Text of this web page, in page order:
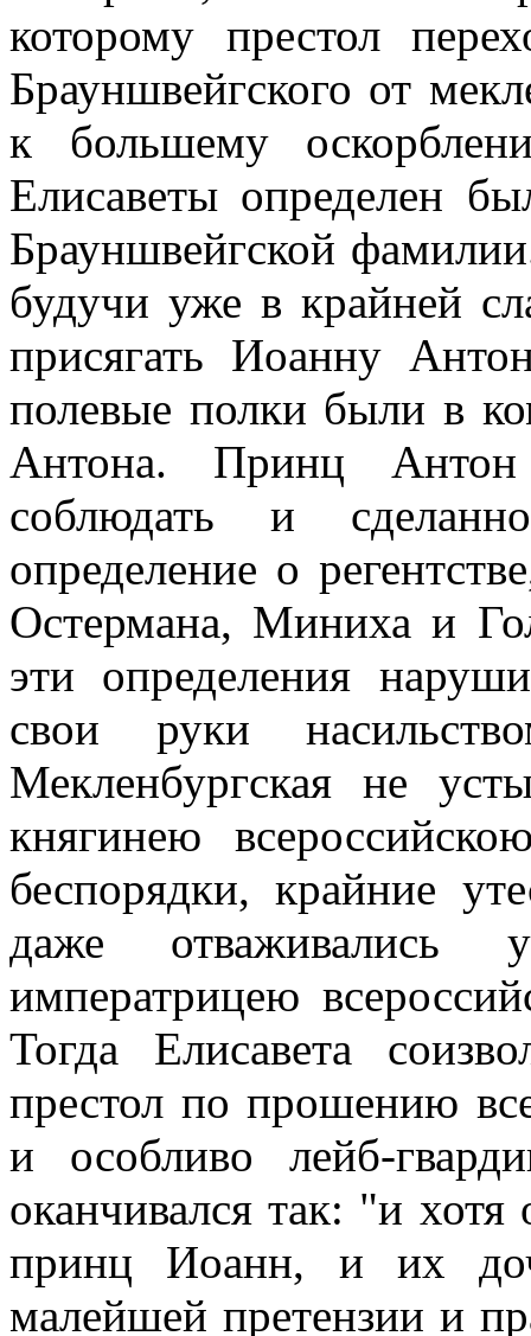
которому престол
Брауншвейгского от
к большему
Елисаветы определен
Брауншвейгской
будучи уже в крайней
присягать Иоанну
полевые полки были в
Антона. Принц
соблюдать и
определение о
Остермана, Миниха и
эти определения
свои руки
Мекленбургская не
княгинею
беспорядки, крайние
даже отваживались
императрицею
Тогда Елисавета
престол по прошению
и особливо лейб-
оканчивался так: "и
принц Иоанн, и их
малейшей претензии и